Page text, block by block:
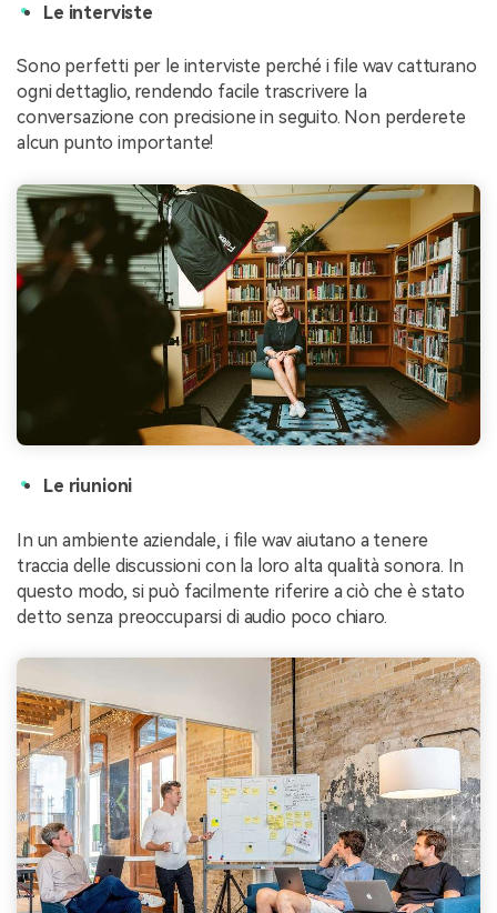
Le interviste
Sono perfetti per le interviste perché i file wav catturano
ogni dettaglio, rendendo facile trascrivere la
conversazione con precisione in seguito. Non perderete
alcun punto importante!
Le riunioni
In un ambiente aziendale, i file wav aiutano a tenere
traccia delle discussioni con la loro alta qualità sonora. In
questo modo, si può facilmente riferire a ciò che è stato
detto senza preoccuparsi di audio poco chiaro.